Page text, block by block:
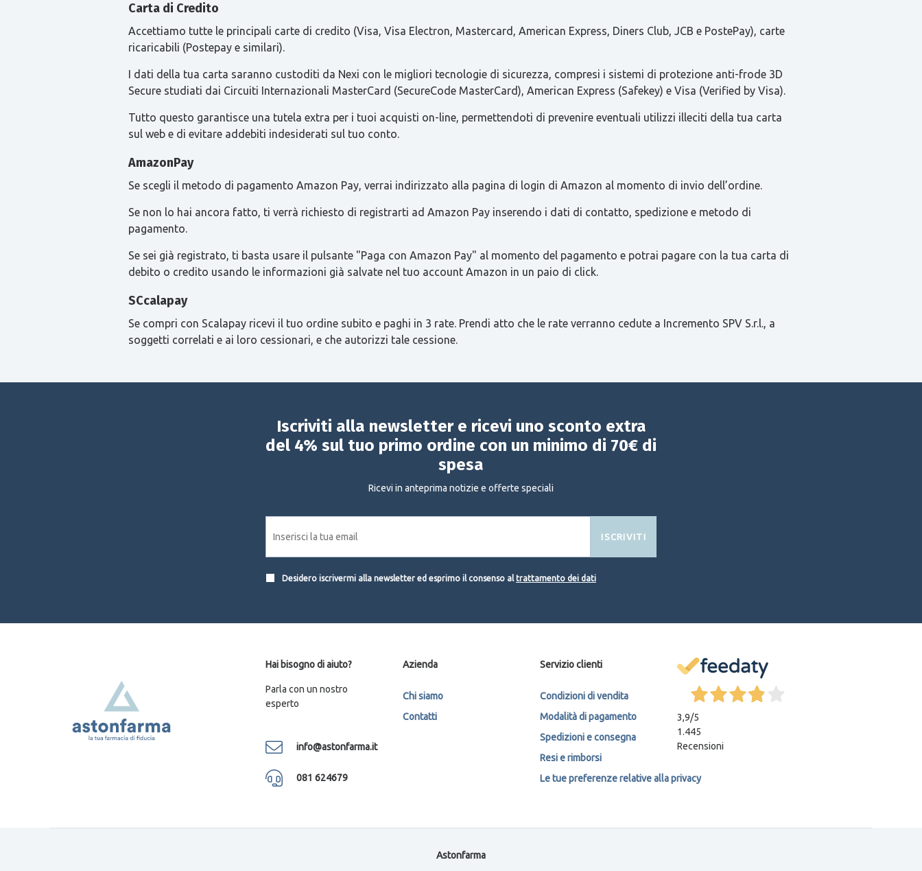
Carta di Credito
Accettiamo tutte le principali carte di credito (Visa, Visa Electron, Mastercard, American Express, Diners Club, JCB e PostePay), carte
ricaricabili (Postepay e similari).
I dati della tua carta saranno custoditi da Nexi con le migliori tecnologie di sicurezza, compresi i sistemi di protezione anti-frode 3D
Secure studiati dai Circuiti Internazionali MasterCard (SecureCode MasterCard), American Express (Safekey) e Visa (Verified by Visa).
Tutto questo garantisce una tutela extra per i tuoi acquisti on-line, permettendoti di prevenire eventuali utilizzi illeciti della tua carta
sul web e di evitare addebiti indesiderati sul tuo conto.
AmazonPay
Se scegli il metodo di pagamento Amazon Pay, verrai indirizzato alla pagina di login di Amazon al momento di invio dell’ordine.
Se non lo hai ancora fatto, ti verrà richiesto di registrarti ad Amazon Pay inserendo i dati di contatto, spedizione e metodo di
pagamento.
Se sei già registrato, ti basta usare il pulsante "Paga con Amazon Pay" al momento del pagamento e potrai pagare con la tua carta di
debito o credito usando le informazioni già salvate nel tuo account Amazon in un paio di click.
SCcalapay
Se compri con Scalapay ricevi il tuo ordine subito e paghi in 3 rate. Prendi atto che le rate verranno cedute a Incremento SPV S.r.l., a
soggetti correlati e ai loro cessionari, e che autorizzi tale cessione.
Iscriviti alla newsletter e ricevi uno sconto extra
del 4% sul tuo primo ordine con un minimo di 70€ di
spesa
Ricevi in anteprima notizie e offerte speciali
ISCRIVITI
Desidero iscrivermi alla newsletter ed esprimo il consenso al trattamento dei dati
Hai bisogno di aiuto?
Parla con un nostro
esperto
info@astonfarma.it
081 624679
Azienda
Chi siamo
Contatti
Servizio clienti
Condizioni di vendita
Modalità di pagamento
Spedizioni e consegna
Resi e rimborsi
Le tue preferenze relative alla privacy
3,9/5
1.445
Recensioni
Astonfarma